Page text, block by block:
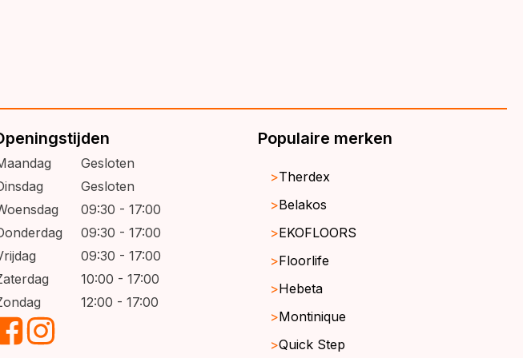
Gesloten
Gesloten
09:30 - 17:00
09:30 - 17:00
09:30 - 17:00
10:00 - 17:00
12:00 - 17:00
Populaire merken
Therdex
Belakos
EKOFLOORS
Floorlife
Hebeta
Montinique
Quick Step